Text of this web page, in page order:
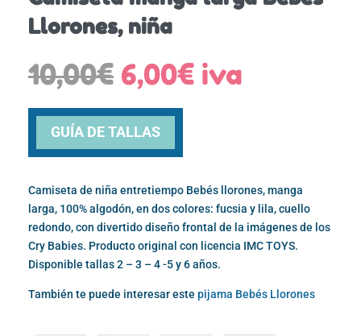
Llorones, niña
10,00€ El
precio
original
era:
10,00€.
6,00€El
precio
iva
GUÍA DE TALLAS
Camiseta de niña entretiempo Bebés llorones, manga
larga, 100% algodón, en dos colores: fucsia y lila, cuello
redondo, con divertido diseño frontal de la imágenes de los
Cry Babies. Producto original con licencia IMC TOYS.
Disponible tallas 2 – 3 – 4 -5 y 6 años.
También te puede interesar este pijama Bebés Llorones